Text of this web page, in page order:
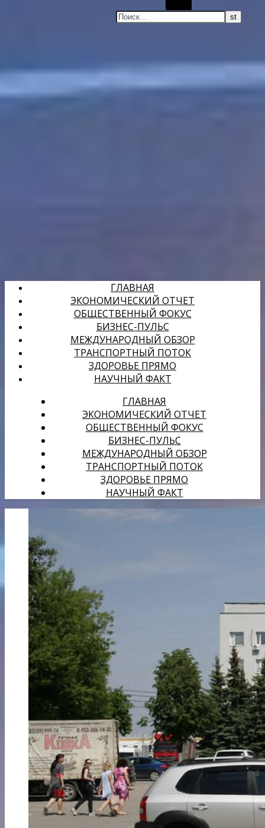
ГЛАВНАЯ
ЭКОНОМИЧЕСКИЙ ОТЧЕТ
ОБЩЕСТВЕННЫЙ ФОКУС
БИЗНЕС-ПУЛЬС
МЕЖДУНАРОДНЫЙ ОБЗОР
ТРАНСПОРТНЫЙ ПОТОК
ЗДОРОВЬЕ ПРЯМО
НАУЧНЫЙ ФАКТ
ГЛАВНАЯ
ЭКОНОМИЧЕСКИЙ ОТЧЕТ
ОБЩЕСТВЕННЫЙ ФОКУС
БИЗНЕС-ПУЛЬС
МЕЖДУНАРОДНЫЙ ОБЗОР
ТРАНСПОРТНЫЙ ПОТОК
ЗДОРОВЬЕ ПРЯМО
НАУЧНЫЙ ФАКТ